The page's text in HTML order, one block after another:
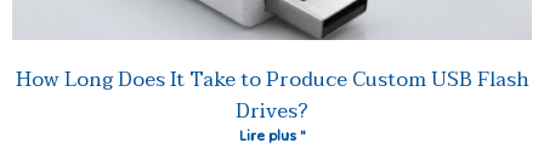
How Long Does It Take to Produce Custom USB Flash
Drives?
Lire plus "